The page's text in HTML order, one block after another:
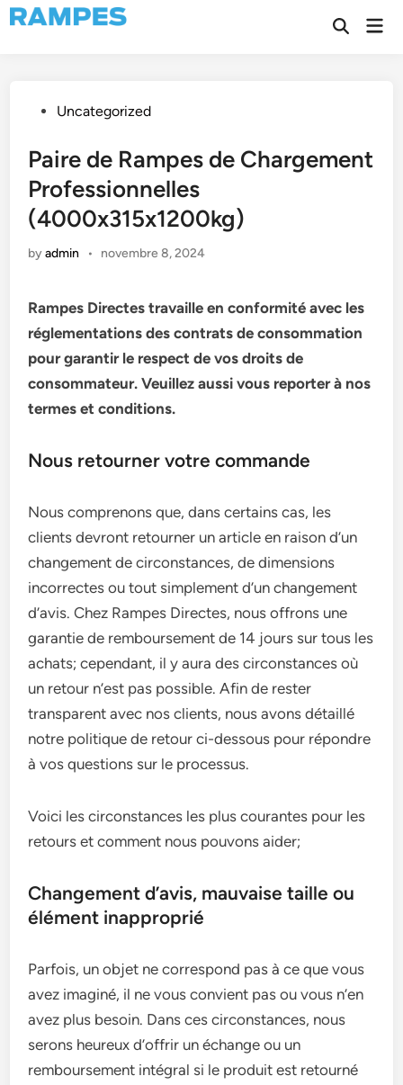
Skip
to
Open
PostedUncategorized
Paire de Rampes de Chargement
Professionnelles
(4000x315x1200kg)
byadmin • novembre 8, 2024
Rampes Directes travaille en conformité avec les
réglementations des contrats de consommation
pour garantir le respect de vos droits de
consommateur. Veuillez aussi vous reporter à nos
termes et conditions.
Nous retourner votre commande
Nous comprenons que, dans certains cas, les
clients devront retourner un article en raison d’un
changement de circonstances, de dimensions
incorrectes ou tout simplement d’un changement
d’avis. Chez Rampes Directes, nous offrons une
garantie de remboursement de 14 jours sur tous les
achats; cependant, il y aura des circonstances où
un retour n’est pas possible. Afin de rester
transparent avec nos clients, nous avons détaillé
notre politique de retour ci-dessous pour répondre
à vos questions sur le processus.
Voici les circonstances les plus courantes pour les
retours et comment nous pouvons aider;
Changement d’avis, mauvaise taille ou
élément inapproprié
Parfois, un objet ne correspond pas à ce que vous
avez imaginé, il ne vous convient pas ou vous n’en
avez plus besoin. Dans ces circonstances, nous
serons heureux d’offrir un échange ou un
remboursement intégral si le produit est retourné